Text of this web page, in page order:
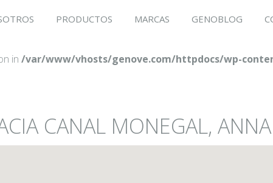
PRODUCTOS MARCAS GENOBLOG
in /var/www/vhosts/genove.com/httpdocs/wp-
CANAL MONEGAL, ANNA